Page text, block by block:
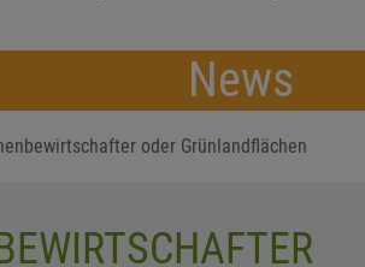
News
oder Grünlandflächen